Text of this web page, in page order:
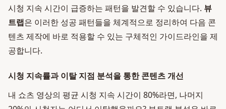
시청 지속 시간이 급증하는 패턴을 발견할 수 있습니다. 뷰
트랩은 이러한 성공 패턴들을 체계적으로 정리하여 다음 콘
텐츠 제작에 바로 적용할 수 있는 구체적인 가이드라인을 제
공합니다.
시청 지속률과 이탈 지점 분석을 통한 콘텐츠 개선
내 쇼츠 영상의 평균 시청 지속 시간이 80%라면, 나머지